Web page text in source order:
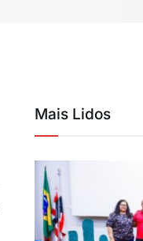
Mais Lidos